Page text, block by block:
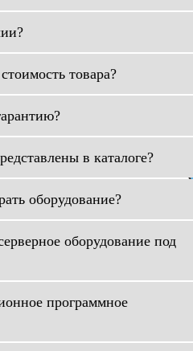
товара?
в каталоге?
оборудование?
оборудование под
программное